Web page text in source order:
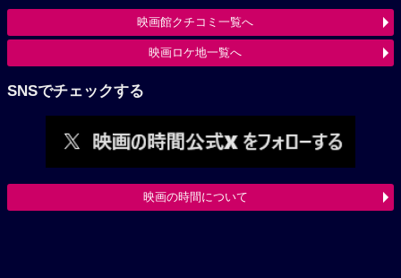
映画館クチコミ一覧へ
映画ロケ地一覧へ
SNSでチェックする
映画の時間について